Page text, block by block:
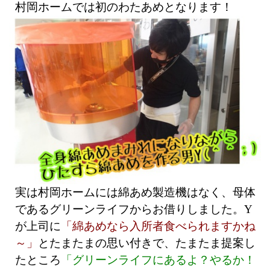
村岡ホームでは初のわたあめとなります！
実は村岡ホームには綿あめ製造機はなく、母体
であるグリーンライフからお借りしました。Y
が上司に 「綿あめなら入所者食べられますかね
～」
とたまたまの思い付きで、たまたま提案し
たところ 「グリーンライフにあるよ？やるか！